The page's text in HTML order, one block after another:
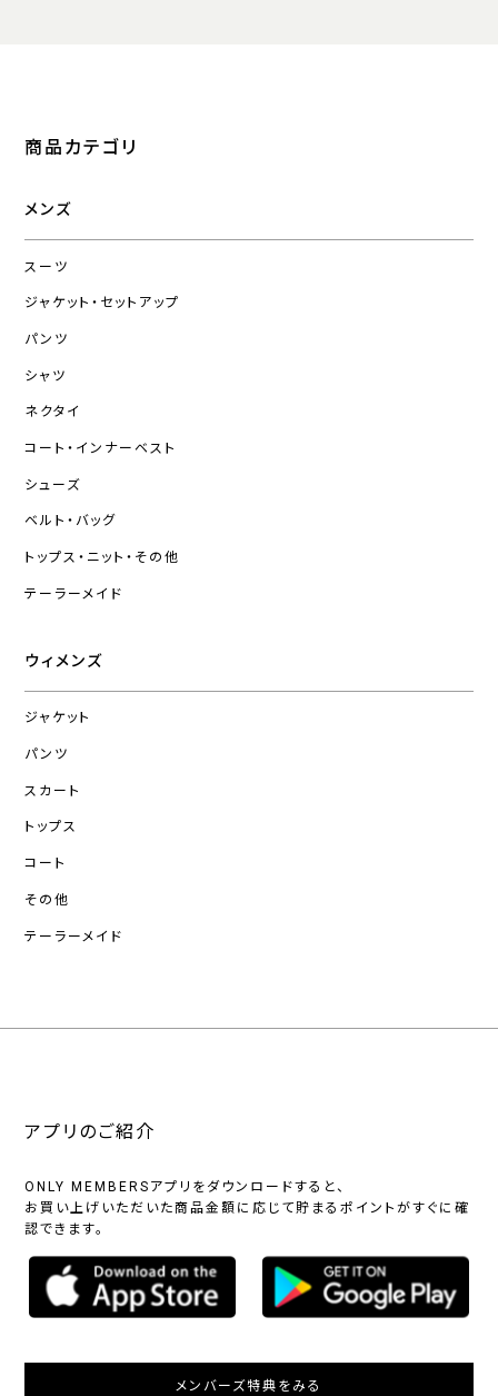
商品カテゴリ
メンズ
スーツ
ジャケット・セットアップ
パンツ
シャツ
ネクタイ
コート・インナーベスト
シューズ
ベルト・バッグ
トップス・ニット・その他
テーラーメイド
ウィメンズ
ジャケット
パンツ
スカート
トップス
コート
その他
テーラーメイド
アプリのご紹介
ONLY MEMBERSアプリをダウンロードすると、
お買い上げいただいた商品金額に応じて貯まるポイントがすぐに確
認できます。
メンバーズ特典をみる